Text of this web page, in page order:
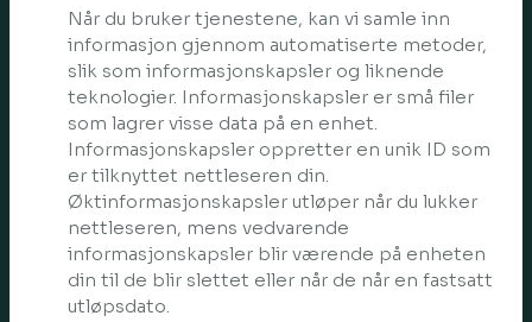
Når du bruker tjenestene, kan vi samle inn
informasjon gjennom automatiserte metoder,
slik som informasjonskapsler og liknende
teknologier. Informasjonskapsler er små filer
som lagrer visse data på en enhet.
Informasjonskapsler oppretter en unik ID som
er tilknyttet nettleseren din.
Øktinformasjonskapsler utløper når du lukker
nettleseren, mens vedvarende
informasjonskapsler blir værende på enheten
din til de blir slettet eller når de når en fastsatt
utløpsdato.